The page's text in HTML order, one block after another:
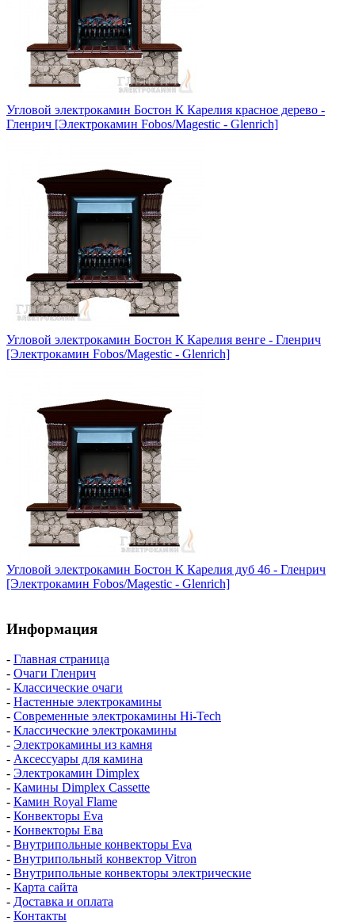
Угловой электрокамин Бостон К Карелия красное дерево -
Гленрич [Электрокамин Fobos/Magestic - Glenrich]
Угловой электрокамин Бостон К Карелия венге - Гленрич
[Электрокамин Fobos/Magestic - Glenrich]
Угловой электрокамин Бостон К Карелия дуб 46 - Гленрич
[Электрокамин Fobos/Magestic - Glenrich]
Информация
- Главная страница
- Очаги Гленрич
- Классические очаги
- Настенные электрокамины
- Современные электрокамины Hi-Tech
- Классические электрокамины
- Электрокамины из камня
- Аксессуары для камина
- Электрокамин Dimplex
- Камины Dimplex Cassette
- Камин Royal Flame
- Конвекторы Eva
- Конвекторы Ева
- Внутрипольные конвекторы Eva
- Внутрипольный конвектор Vitron
- Внутрипольные конвекторы электрические
- Карта сайта
- Доставка и оплата
- Контакты